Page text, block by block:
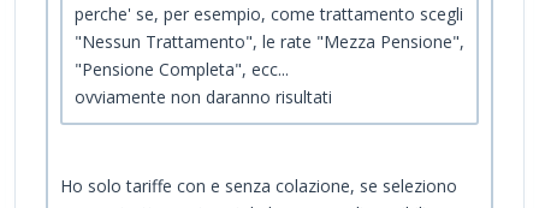
perche' se, per esempio, come trattamento scegli
"Nessun Trattamento", le rate "Mezza Pensione",
"Pensione Completa", ecc...
ovviamente non daranno risultati
Ho solo tariffe con e senza colazione, se seleziono